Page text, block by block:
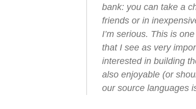
bank: you can take a
friends or in
I’m serious. This is
that I see as very
interested in building
also enjoyable (or
our source languages